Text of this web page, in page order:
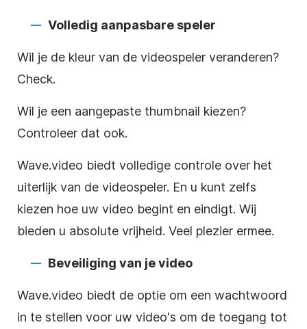
Volledig aanpasbare speler
Wil je de kleur van de videospeler veranderen?
Check.
Wil je een aangepaste thumbnail kiezen?
Controleer dat ook.
Wave.video biedt volledige controle over het
uiterlijk van de videospeler. En u kunt zelfs
kiezen hoe uw video begint en eindigt. Wij
bieden u absolute vrijheid. Veel plezier ermee.
Beveiliging van jevideo
Wave.video biedt de optie om een wachtwoord
in te stellen voor uw video's om de toegang tot